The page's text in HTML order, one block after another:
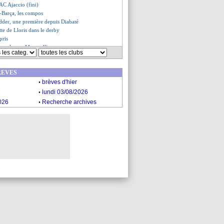
Ajaccio (fini)
Barça, les compos
une première depuis Diabaté
de Lloris dans le derby
mal pour Montpellier...
futur sélectionneur ?
la tête de l'eau
(fini)
(fini)
sur le brassard
apprécie Wahi
. brèves d'hier
. lundi 03/08/2026
. Recherche archives